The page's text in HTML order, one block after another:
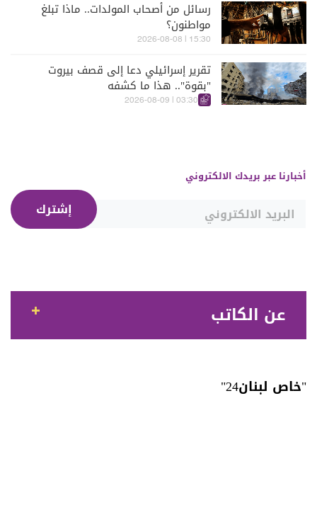
رسائل من أصحاب المولدات.. ماذا تبلغ
مواطنون؟
15:30 | 2026-08-08
تقرير إسرائيلي دعا إلى قصف بيروت
"بقوة".. هذا ما كشفه
03:30 | 2026-08-09
أخبارنا عبر بريدك الالكتروني
إشترك
عن الكاتب
"خاص لبنان24"